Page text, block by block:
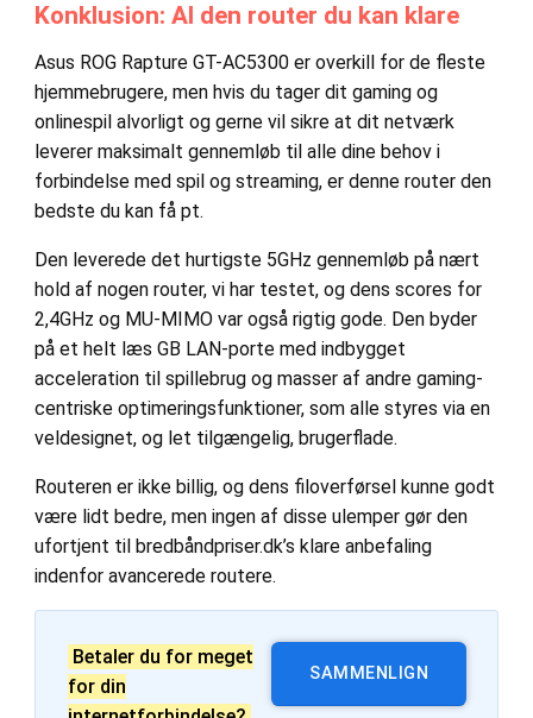
Konklusion: Al den router du kan klare
Asus ROG Rapture GT-AC5300 er overkill for de fleste
hjemmebrugere, men hvis du tager dit gaming og
onlinespil alvorligt og gerne vil sikre at dit netværk
leverer maksimalt gennemløb til alle dine behov i
forbindelse med spil og streaming, er denne router den
bedste du kan få pt.
Den leverede det hurtigste 5GHz gennemløb på nært
hold af nogen router, vi har testet, og dens scores for
2,4GHz og MU-MIMO var også rigtig gode. Den byder
på et helt læs GB LAN-porte med indbygget
acceleration til spillebrug og masser af andre gaming-
centriske optimeringsfunktioner, som alle styres via en
veldesignet, og let tilgængelig, brugerflade.
Routeren er ikke billig, og dens filoverførsel kunne godt
være lidt bedre, men ingen af disse ulemper gør den
ufortjent til bredbåndpriser.dk’s klare anbefaling
indenfor avancerede routere.
SAMMENLIGN
Betaler du for meget
for din